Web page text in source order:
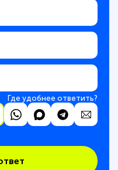
Где удобнее ответить?